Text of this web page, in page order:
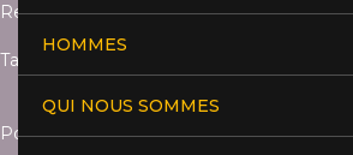
HOMMES
QUI NOUS SOMMES
Residence:
Taille:
Poids: